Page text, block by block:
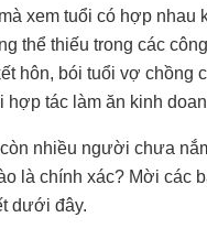
xem tuổi có hợp nhau
thể thiếu trong các
hôn, bói tuổi vợ chồng
hợp tác làm ăn kinh
nhiều người chưa
là chính xác? Mời các
dưới đây.